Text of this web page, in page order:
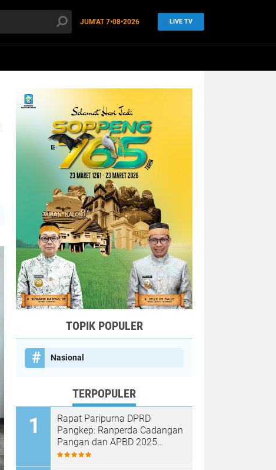
JUM'AT7•08•2026 LIVE TV
TOPIK POPULER
Nasional
TERPOPULER
Rapat Paripurna DPRD
Pangkep: Ranperda Cadangan
Pangan dan APBD 2025
Disetujui dengan Sejumlah